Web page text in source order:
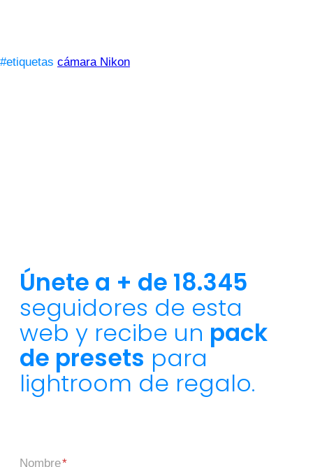
#etiquetas cámara Nikon
Únete a + de 18.345
seguidores de esta
web y recibe un pack
de presets para
lightroom de regalo.
Nombre